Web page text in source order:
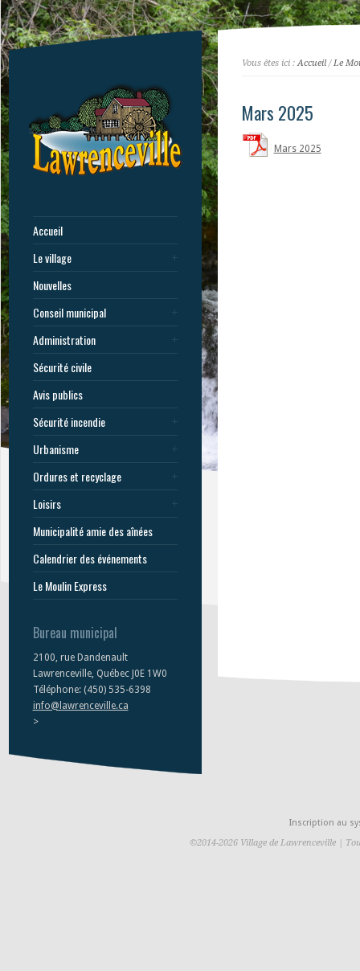
Accueil
Le village
Nouvelles
Conseil municipal
Administration
Sécurité civile
Avis publics
Sécurité incendie
Urbanisme
Ordures et recyclage
Loisirs
Municipalité amie des aînées
Calendrier des événements
Le Moulin Express
Bureau municipal
2100, rue Dandenault
Lawrenceville, Québec J0E 1W0
Téléphone: (450) 535-6398
info@lawrenceville.ca
>
Vous êtes ici :Accueil/Le
Mars 2025
Mars 2025
Inscription au
©2014-2026 Village de Lawrenceville |